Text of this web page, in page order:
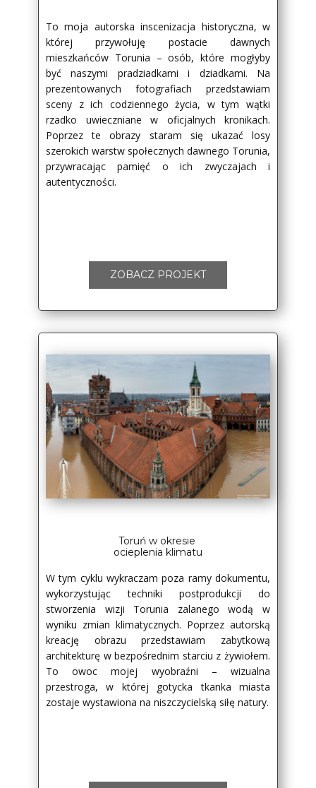
To moja autorska inscenizacja historyczna, w
której przywołuję postacie dawnych
mieszkańców Torunia – osób, które mogłyby
być naszymi pradziadkami i dziadkami. Na
prezentowanych fotografiach przedstawiam
sceny z ich codziennego życia, w tym wątki
rzadko uwieczniane w oficjalnych kronikach.
Poprzez te obrazy staram się ukazać losy
szerokich warstw społecznych dawnego Torunia,
przywracając pamięć o ich zwyczajach i
autentyczności.
ZOBACZ PROJEKT
Toruń w okresie
ocieplenia klimatu
W tym cyklu wykraczam poza ramy dokumentu,
wykorzystując techniki postprodukcji do
stworzenia wizji Torunia zalanego wodą w
wyniku zmian klimatycznych. Poprzez autorską
kreację obrazu przedstawiam zabytkową
architekturę w bezpośrednim starciu z żywiołem.
To owoc mojej wyobraźni – wizualna
przestroga, w której gotycka tkanka miasta
zostaje wystawiona na niszczycielską siłę natury.